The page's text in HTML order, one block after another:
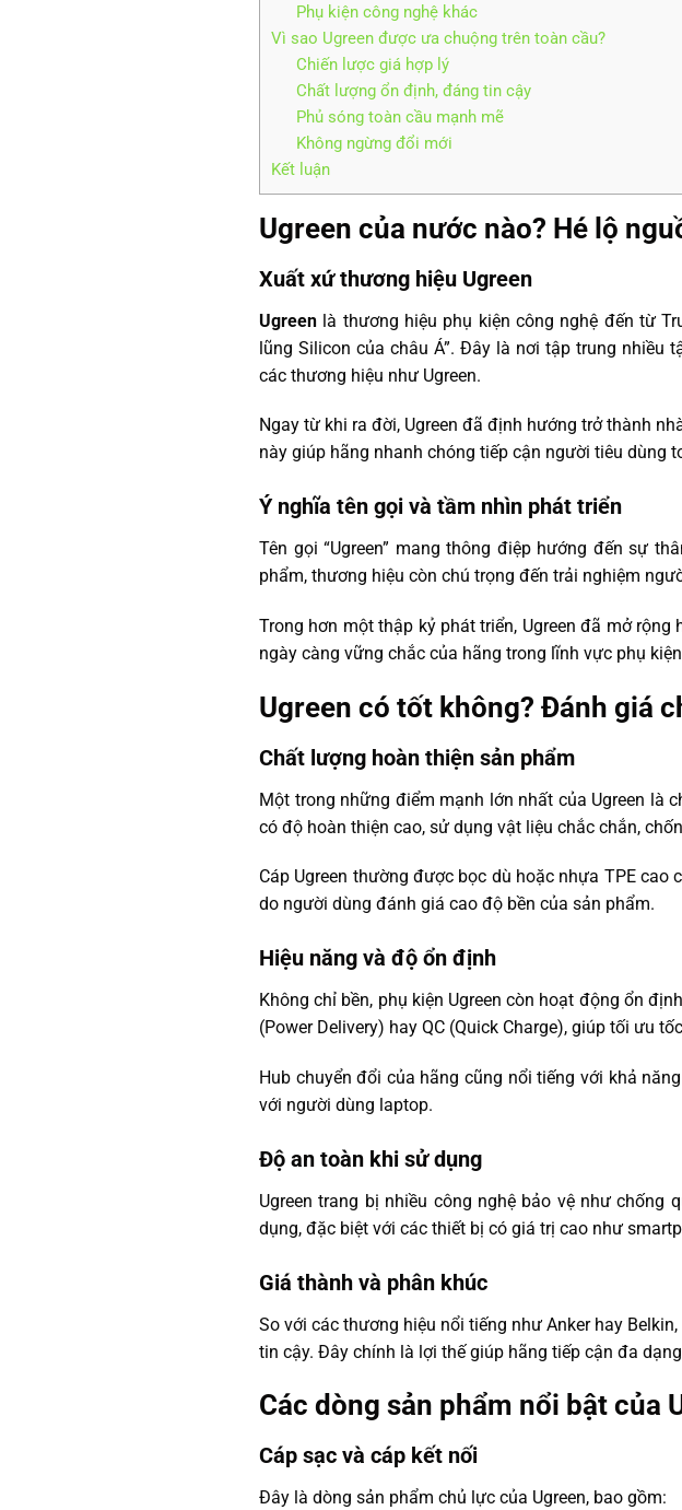
Phụ kiện công nghệ khác
Vì sao Ugreen được ưa chuộng trên toàn cầu?
Chiến lược giá hợp lý
Chất lượng ổn định, đáng tin cậy
Phủ sóng toàn cầu mạnh mẽ
Không ngừng đổi mới
Kết luận
Ugreen của nước nào? Hé lộ
Xuất xứ thương hiệu Ugreen
Ugreen là thương hiệu phụ kiện công nghệ đến từ
lũng Silicon của châu Á”. Đây là nơi tập trung nhiều
các thương hiệu như Ugreen.
Ngay từ khi ra đời, Ugreen đã định hướng trở thành
này giúp hãng nhanh chóng tiếp cận người tiêu dùng
Ý nghĩa tên gọi và tầm nhìn phát triển
Tên gọi “Ugreen” mang thông điệp hướng đến sự
phẩm, thương hiệu còn chú trọng đến trải nghiệm
Trong hơn một thập kỷ phát triển, Ugreen đã mở
ngày càng vững chắc của hãng trong lĩnh vực phụ
Ugreen có tốt không? Đánh giá
Chất lượng hoàn thiện sản phẩm
Một trong những điểm mạnh lớn nhất của Ugreen là
có độ hoàn thiện cao, sử dụng vật liệu chắc chắn,
Cáp Ugreen thường được bọc dù hoặc nhựa TPE
do người dùng đánh giá cao độ bền của sản phẩm.
Hiệu năng và độ ổn định
Không chỉ bền, phụ kiện Ugreen còn hoạt động ổn
(Power Delivery) hay QC (Quick Charge), giúp tối ưu
Hub chuyển đổi của hãng cũng nổi tiếng với khả
với người dùng laptop.
Độ an toàn khi sử dụng
Ugreen trang bị nhiều công nghệ bảo vệ như
dụng, đặc biệt với các thiết bị có giá trị cao như
Giá thành và phân khúc
So với các thương hiệu nổi tiếng như Anker hay
tin cậy. Đây chính là lợi thế giúp hãng tiếp cận đa
Các dòng sản phẩm nổi bật của
Cáp sạc và cáp kết nối
Đây là dòng sản phẩm chủ lực của Ugreen, bao gồm: